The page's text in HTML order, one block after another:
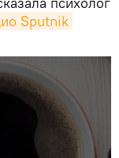
Sputnik